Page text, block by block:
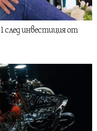
след инвестиция от